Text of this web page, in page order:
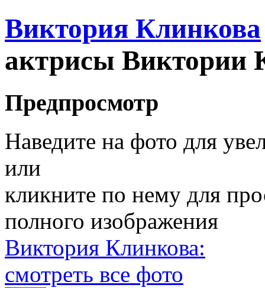
Виктория Клинкова
актрисы Виктории
Предпросмотр
Наведите на фото для
или
кликните по нему для
полного изображения
Виктория Клинкова:
смотреть все фото